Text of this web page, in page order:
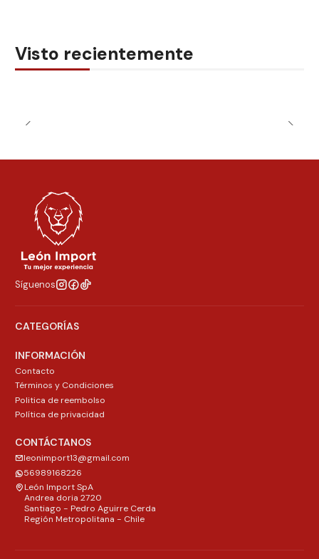
Visto recientemente
Síguenos
CATEGORÍAS
INFORMACIÓN
Contacto
Términos y Condiciones
Politica de reembolso
Política de privacidad
CONTÁCTANOS
leonimport13@gmail.com
56989168226
León Import SpA
Andrea doria 2720
Santiago - Pedro Aguirre Cerda
Región Metropolitana - Chile